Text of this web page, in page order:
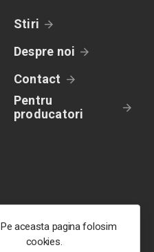
Stiri
Despre noi
Contact
Pentru
producatori
Pe aceasta pagina folosim
cookies.